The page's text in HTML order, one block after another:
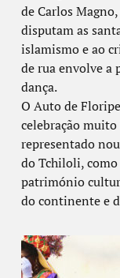
de Carlos
disputam as
islamismo e ao
de rua envolve a
dança.
O Auto de
celebração
representado
do Tchiloli,
património
do continente e